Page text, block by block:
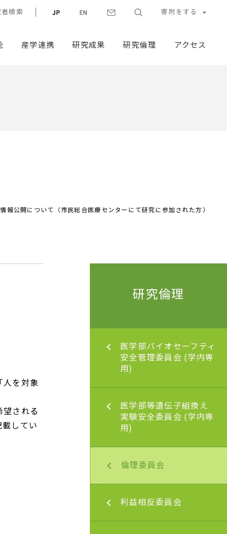
検索 寄附をする
産学連携 研究成果 研究倫理 アクセス
報公開について（市民総合医療センターにて研究に参加された方）
人を対象
される
してい
研究倫理
医学部バイオセーフティ
安全管理委員会 (学内専
用)
医学部等遺伝子組換え
実験安全委員会 (学内専
用)
遺伝子組換え実験
会 (学内専用)
倫理委員会
利益相反委員会